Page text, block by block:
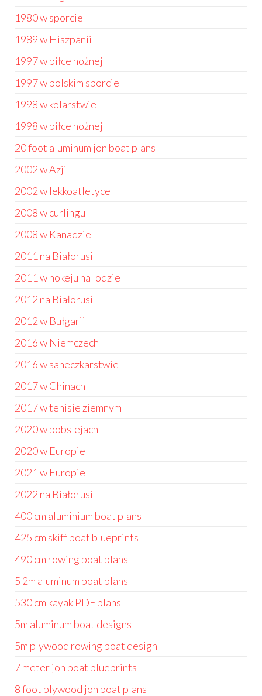
1980 w sporcie
1989 w Hiszpanii
1997 w piłce nożnej
1997 w polskim sporcie
1998 w kolarstwie
1998 w piłce nożnej
20 foot aluminum jon boat plans
2002 w Azji
2002 w lekkoatletyce
2008 w curlingu
2008 w Kanadzie
2011 na Białorusi
2011 w hokeju na lodzie
2012 na Białorusi
2012 w Bułgarii
2016 w Niemczech
2016 w saneczkarstwie
2017 w Chinach
2017 w tenisie ziemnym
2020 w bobslejach
2020 w Europie
2021 w Europie
2022 na Białorusi
400 cm aluminium boat plans
425 cm skiff boat blueprints
490 cm rowing boat plans
5 2m aluminum boat plans
530 cm kayak PDF plans
5m aluminum boat designs
5m plywood rowing boat design
7 meter jon boat blueprints
8 foot plywood jon boat plans